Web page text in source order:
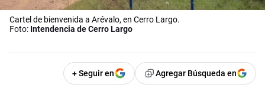
Cartel de bienvenida a Arévalo, en Cerro Largo.
Foto: Intendencia de Cerro Largo
+ Seguir en Agregar Búsqueda en